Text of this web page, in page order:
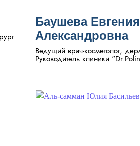
Баушева Евгения
Александровна
Ведущий врач-косметолог,
Руководитель клиники